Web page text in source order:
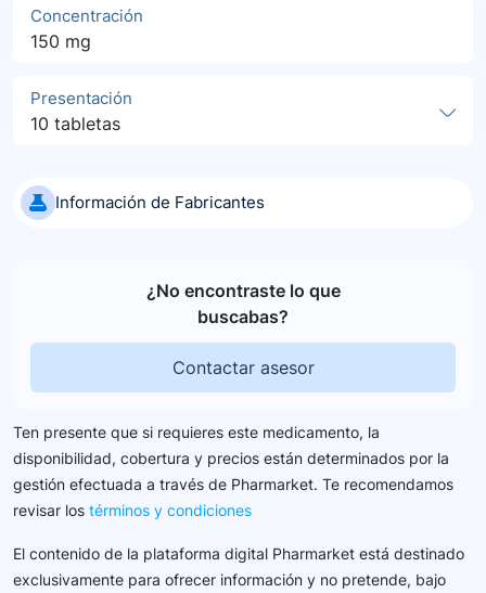
Concentración
150 mg
Presentación
10 tabletas
Información de Fabricantes
¿No encontraste lo que
buscabas?
Contactar asesor
Ten presente que si requieres este medicamento, la
disponibilidad, cobertura y precios están determinados por la
gestión efectuada a través de Pharmarket. Te recomendamos
revisar los términos y condiciones
El contenido de la plataforma digital Pharmarket está destinado
exclusivamente para ofrecer información y no pretende, bajo